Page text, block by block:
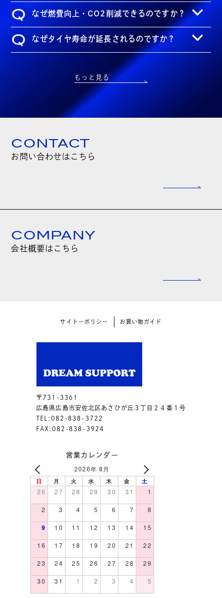
Q なぜ燃費向上・CO2削減できるのですか？
Q なぜタイヤ寿命が延長されるのですか？
もっと見る
CONTACT
お問い合わせはこちら
COMPANY
会社概要はこちら
サイトーポリシー お買い物ガイド
〒731-3361
広島県広島市安佐北区あさひが丘３丁目２４番１号
TEL:082-838-3722
FAX:082-838-3924
営業カレンダー
2026年 8月
日 月 火 水 木 金 土
26 27 28 29 30 31 1
2 3 4 5 6 7 8
9 10 11 12 13 14 15
16 17 18 19 20 21 22
23 24 25 26 27 28 29
30 31 1 2 3 4 5